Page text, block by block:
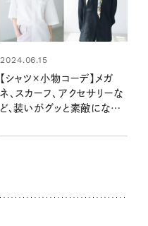
2024.06.15
【シャツ×小物コーデ】メガ
ネ、スカーフ、アクセサリーな
ど、装いがグッと素敵になる